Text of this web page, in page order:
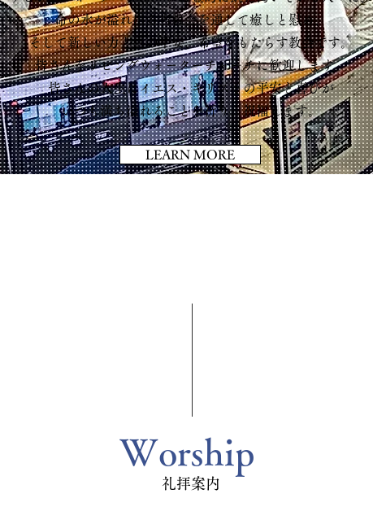
命の水が溢れ出る当教会を通して癒しと慰め、
そして新しい力と真の平安、希望をもたらす教会です。
皆さんをリビングウォーターチャーチに歓迎します。
皆さんの人生にイエス・キリストの平安と喜びが
いつも満ち溢れることを祈り、祝福します。
LEARN MORE
Worship
礼拝案内